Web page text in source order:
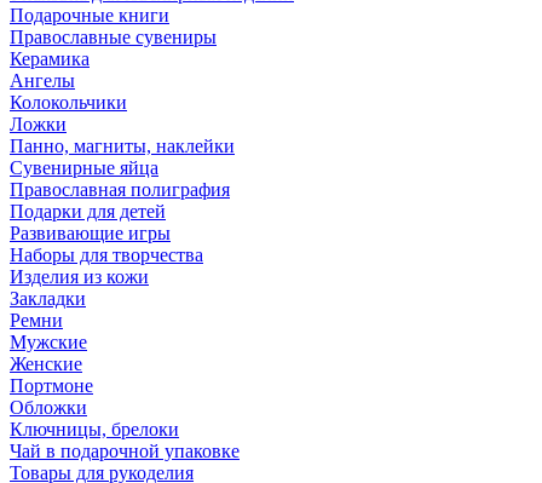
Подарочные книги
Православные сувениры
Керамика
Ангелы
Колокольчики
Ложки
Панно, магниты, наклейки
Сувенирные яйца
Православная полиграфия
Подарки для детей
Развивающие игры
Наборы для творчества
Изделия из кожи
Закладки
Ремни
Мужские
Женские
Портмоне
Обложки
Ключницы, брелоки
Чай в подарочной упаковке
Товары для рукоделия